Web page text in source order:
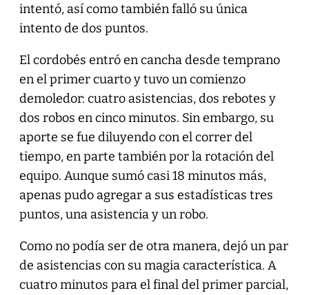
intentó, así como también falló su única
intento de dos puntos.
El cordobés entró en cancha desde temprano
en el primer cuarto y tuvo un comienzo
demoledor: cuatro asistencias, dos rebotes y
dos robos en cinco minutos. Sin embargo, su
aporte se fue diluyendo con el correr del
tiempo, en parte también por la rotación del
equipo. Aunque sumó casi 18 minutos más,
apenas pudo agregar a sus estadísticas tres
puntos, una asistencia y un robo.
Como no podía ser de otra manera, dejó un par
de asistencias con su magia característica. A
cuatro minutos para el final del primer parcial,